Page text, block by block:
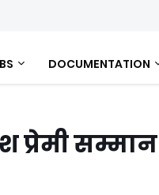
DOCUMENTATION
प्रेमी